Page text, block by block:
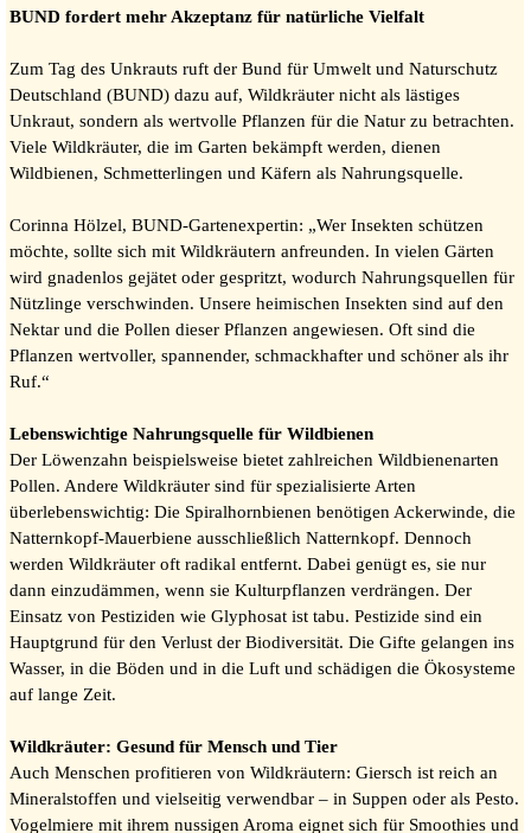
BUND fordert mehr Akzeptanz für natürliche Vielfalt
Zum Tag des Unkrauts ruft der Bund für Umwelt und Naturschutz
Deutschland (BUND) dazu auf, Wildkräuter nicht als lästiges
Unkraut, sondern als wertvolle Pflanzen für die Natur zu betrachten.
Viele Wildkräuter, die im Garten bekämpft werden, dienen
Wildbienen, Schmetterlingen und Käfern als Nahrungsquelle.
Corinna Hölzel, BUND-Gartenexpertin: „Wer Insekten schützen
möchte, sollte sich mit Wildkräutern anfreunden. In vielen Gärten
wird gnadenlos gejätet oder gespritzt, wodurch Nahrungsquellen für
Nützlinge verschwinden. Unsere heimischen Insekten sind auf den
Nektar und die Pollen dieser Pflanzen angewiesen. Oft sind die
Pflanzen wertvoller, spannender, schmackhafter und schöner als ihr
Ruf.“
Lebenswichtige Nahrungsquelle für Wildbienen
Der Löwenzahn beispielsweise bietet zahlreichen Wildbienenarten
Pollen. Andere Wildkräuter sind für spezialisierte Arten
überlebenswichtig: Die Spiralhornbienen benötigen Ackerwinde, die
Natternkopf-Mauerbiene ausschließlich Natternkopf. Dennoch
werden Wildkräuter oft radikal entfernt. Dabei genügt es, sie nur
dann einzudämmen, wenn sie Kulturpflanzen verdrängen. Der
Einsatz von Pestiziden wie Glyphosat ist tabu. Pestizide sind ein
Hauptgrund für den Verlust der Biodiversität. Die Gifte gelangen ins
Wasser, in die Böden und in die Luft und schädigen die Ökosysteme
auf lange Zeit.
Wildkräuter: Gesund für Mensch und Tier
Auch Menschen profitieren von Wildkräutern: Giersch ist reich an
Mineralstoffen und vielseitig verwendbar – in Suppen oder als Pesto.
Vogelmiere mit ihrem nussigen Aroma eignet sich für Smoothies und